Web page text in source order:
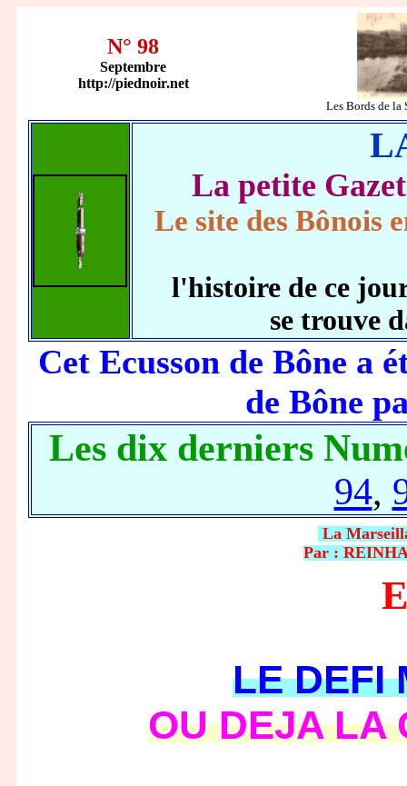
N° 98
Septembre
http://piednoir.net
Les Bords de la
La petite
Le site des Bônois
l'histoire de ce
se trouve
Cet Ecusson de Bône a
de Bône
Les dix derniers
94,
La
Par :
LE DEFI
OU DEJA LA